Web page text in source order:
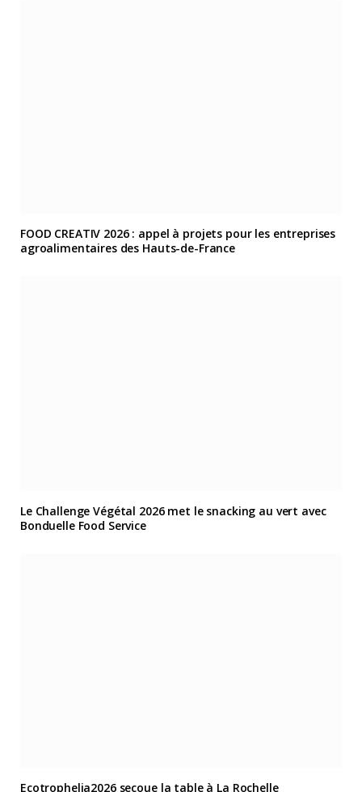
FOOD CREATIV 2026 : appel à projets pour les entreprises
agroalimentaires des Hauts-de-France
Le Challenge Végétal 2026 met le snacking au vert avec
Bonduelle Food Service
Ecotrophelia2026 secoue la table à La Rochelle